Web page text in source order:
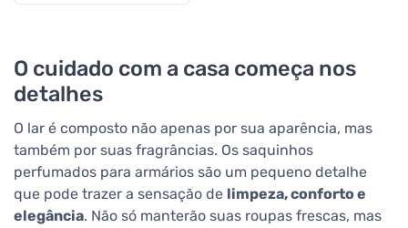
O cuidado com a casa começa nos
detalhes
O lar é composto não apenas por sua aparência, mas
também por suas fragrâncias. Os saquinhos
perfumados para armários são um pequeno detalhe
que pode trazer a sensação de limpeza, conforto e
elegância. Não só manterão suas roupas frescas, mas